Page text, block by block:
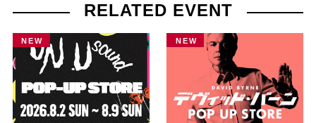
RELATED EVENT
NEW NEW